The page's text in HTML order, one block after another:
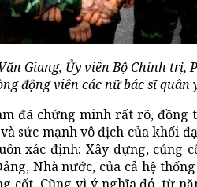
Giang, Ủy viên Bộ Chính trị,
động viên các nữ bác sĩ
đã chứng minh rất rõ,
sức mạnh vô địch của khối
xác định: Xây dựng, củng
Nhà nước, của cả hệ